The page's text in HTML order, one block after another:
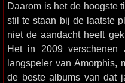
Daarom is het de hoogste
stil te staan bij de laatste
niet de aandacht heeft
Het in 2009 verschenen
langspeler van Amorphis,
de beste albums van dat